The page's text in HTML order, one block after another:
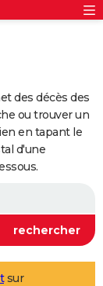
des décès des
ou trouver un
en tapant le
d'une
sur